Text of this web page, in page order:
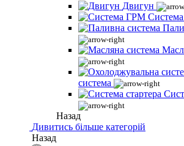
Двигун
система
Назад
Дивитись більше категорій
Назад